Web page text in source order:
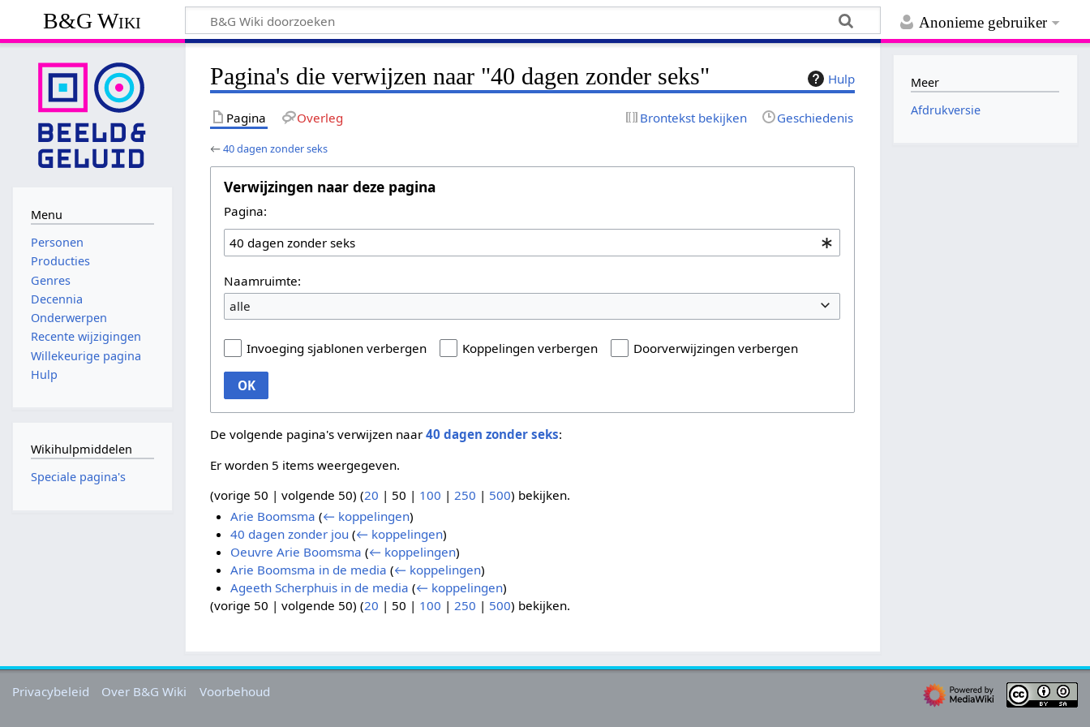
Anonieme gebruiker
B&G Wiki
Hulp
Pagina's die verwijzen naar "40 dagen zonder seks"
Pagina Overleg Brontekst bekijken Geschiedenis
←40 dagen zonder seks
Verwijzingen naar deze pagina
Pagina:
Naamruimte:
alle
Invoeging sjablonen verbergen Koppelingen verbergen Doorverwijzingen verbergen
OK
De volgende pagina's verwijzen naar40 dagen zonder seks:
Er worden 5 items weergegeven.
(vorige 50 |volgende 50) (20 | 50 | 100 | 250 | 500) bekijken.
Arie Boomsma (← koppelingen)
40 dagen zonder jou (← koppelingen)
Oeuvre Arie Boomsma (← koppelingen)
Arie Boomsma in de media (← koppelingen)
Ageeth Scherphuis in de media (← koppelingen)
(vorige 50 |volgende 50) (20 | 50 | 100 |250 | 500) bekijken.
Menu
Personen
Producties
Genres
Decennia
Onderwerpen
Recente wijzigingen
Willekeurige pagina
Hulp
Wikihulpmiddelen
Speciale pagina's
Meer
Afdrukversie
Privacybeleid Over B&G Wiki Voorbehoud